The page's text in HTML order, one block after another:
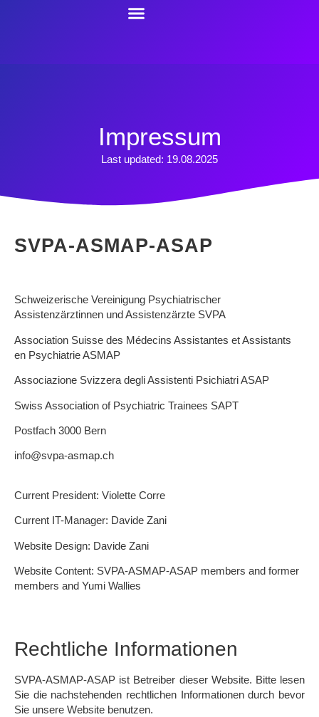
Impressum
Last updated: 19.08.2025
SVPA-ASMAP-ASAP
Schweizerische Vereinigung Psychiatrischer
Assistenzärztinnen und Assistenzärzte SVPA
Association Suisse des Médecins Assistantes et Assistants
en Psychiatrie ASMAP
Associazione Svizzera degli Assistenti Psichiatri ASAP
Swiss Association of Psychiatric Trainees SAPT
Postfach 3000 Bern
info@svpa-asmap.ch
Current President: Violette Corre
Current IT-Manager: Davide Zani
Website Design: Davide Zani
Website Content: SVPA-ASMAP-ASAP members and former
members and Yumi Wallies
Rechtliche Informationen
SVPA-ASMAP-ASAP ist Betreiber dieser Website. Bitte lesen
Sie die nachstehenden rechtlichen Informationen durch bevor
Sie unsere Website benutzen.